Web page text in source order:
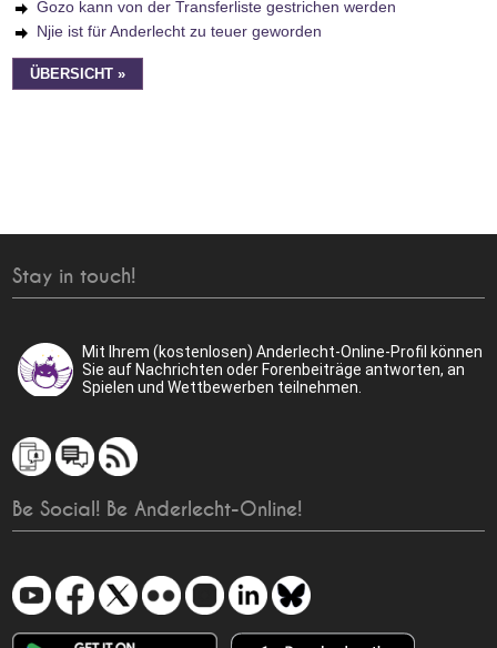
Gozo kann von der Transferliste gestrichen werden
Njie ist für Anderlecht zu teuer geworden
ÜBERSICHT »
Stay in touch!
Mit Ihrem (kostenlosen) Anderlecht-Online-Profil können
Sie auf Nachrichten oder Forenbeiträge antworten, an
Spielen und Wettbewerben teilnehmen.
Be Social! Be Anderlecht-Online!